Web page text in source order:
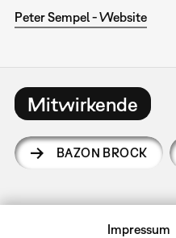
Peter Sempel - Website
Mitwirkende
BAZON BROCK
Impressum